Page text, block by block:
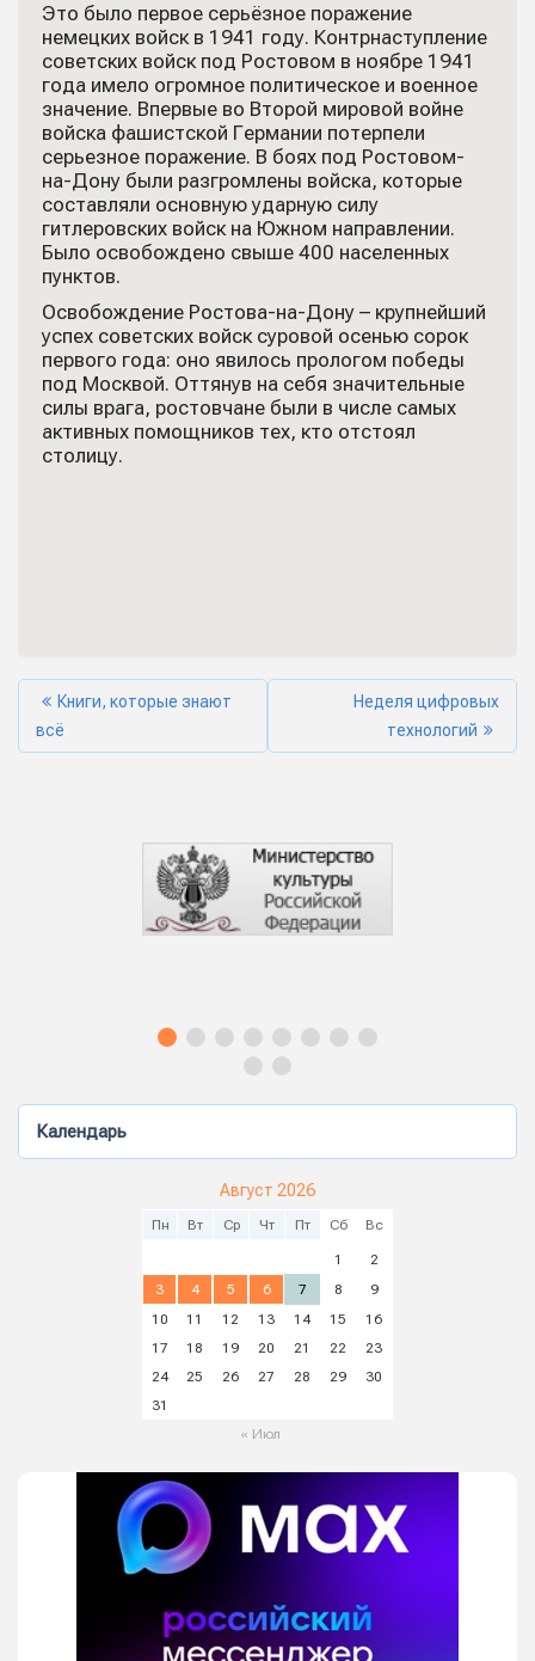
Календарь
Август 2026
Пн Вт Ср Чт Пт Сб Вс
1
2
3
4 5 6 7 8
9
10
11 12 13 14 15
16
17
18 19 20 21 22
23
24
25 26 27 28 29
30
31
« Июл
Это было первое серьёзное поражение
немецких войск в 1941 году. Контрнаступление
советских войск под Ростовом в ноябре 1941
года имело огромное политическое и военное
значение. Впервые во Второй мировой войне
войска фашистской Германии потерпели
серьезное поражение. В боях под Ростовом-
на-Дону были разгромлены войска, которые
составляли основную ударную силу
гитлеровских войск на Южном направлении.
Было освобождено свыше 400 населенных
пунктов.
Освобождение Ростова-на-Дону – крупнейший
успех советских войск суровой осенью сорок
первого года: оно явилось прологом победы
под Москвой. Оттянув на себя значительные
силы врага, ростовчане были в числе самых
активных помощников тех, кто отстоял
столицу.
Книги, которые знают
всё
Неделя цифровых
технологий